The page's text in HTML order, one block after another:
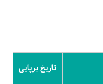
تاریخ برپایی